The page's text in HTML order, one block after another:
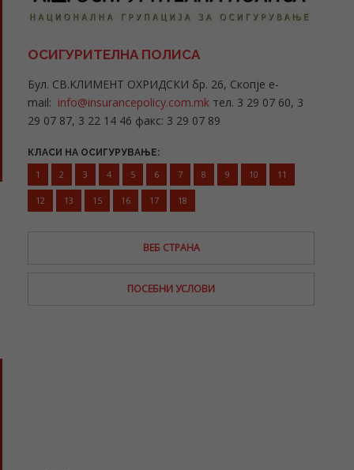
ОСИГУРИТЕЛНА ПОЛИСА
Бул. СВ.КЛИМЕНТ ОХРИДСКИ бр. 26, Скопје e-
mail: info@insurancepolicy.com.mk тел. 3 29 07 60, 3
29 07 87, 3 22 14 46 факс: 3 29 07 89
КЛАСИ НА ОСИГУРУВАЊЕ:
1 2 3 4 5 6 7 8 9 10 11
12 13 15 16 17 18
ВЕБ СТРАНА
ПОСЕБНИ УСЛОВИ